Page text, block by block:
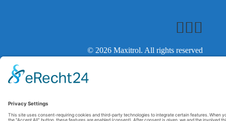
© 2026 Maxitrol. All rights reserved